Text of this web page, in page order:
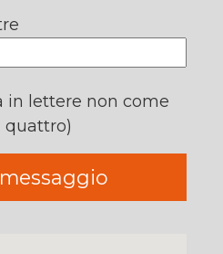
in lettere non come
quattro)